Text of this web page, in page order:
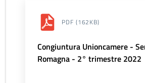
PDF (162KB)
Congiuntura Unioncamere -
Romagna - 2° trimestre 2022